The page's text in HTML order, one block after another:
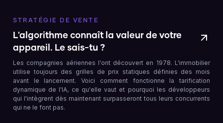
STRATÉGIE DE VENTE
L'algorithme connaît la valeur de votre
appareil. Le sais-tu ?
Les compagnies aériennes l'ont découvert en 1978. L'immobilier
utilise toujours des grilles de prix statiques définies des mois
avant le lancement. Voici comment fonctionne la tarification
dynamique de l'IA, ce qu'elle vaut et pourquoi les développeurs
qui l'intègrent dès maintenant surpasseront tous leurs concurrents
qui ne le font pas.